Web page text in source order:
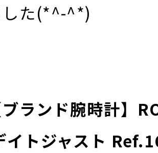
した(*^-^*)
ブランド腕時計】
イトジャスト